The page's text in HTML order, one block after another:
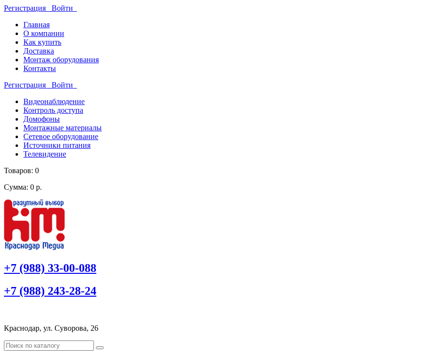
Регистрация Войти
Главная
О компании
Как купить
Доставка
Монтаж оборудования
Контакты
Регистрация Войти
Видеонаблюдение
Контроль доступа
Домофоны
Монтажные материалы
Сетевое оборудование
Источники питания
Телевидение
Товаров: 0
Сумма: 0 р.
+7 (988) 33-00-088
+7 (988) 243-28-24
Краснодар, ул. Суворова, 26